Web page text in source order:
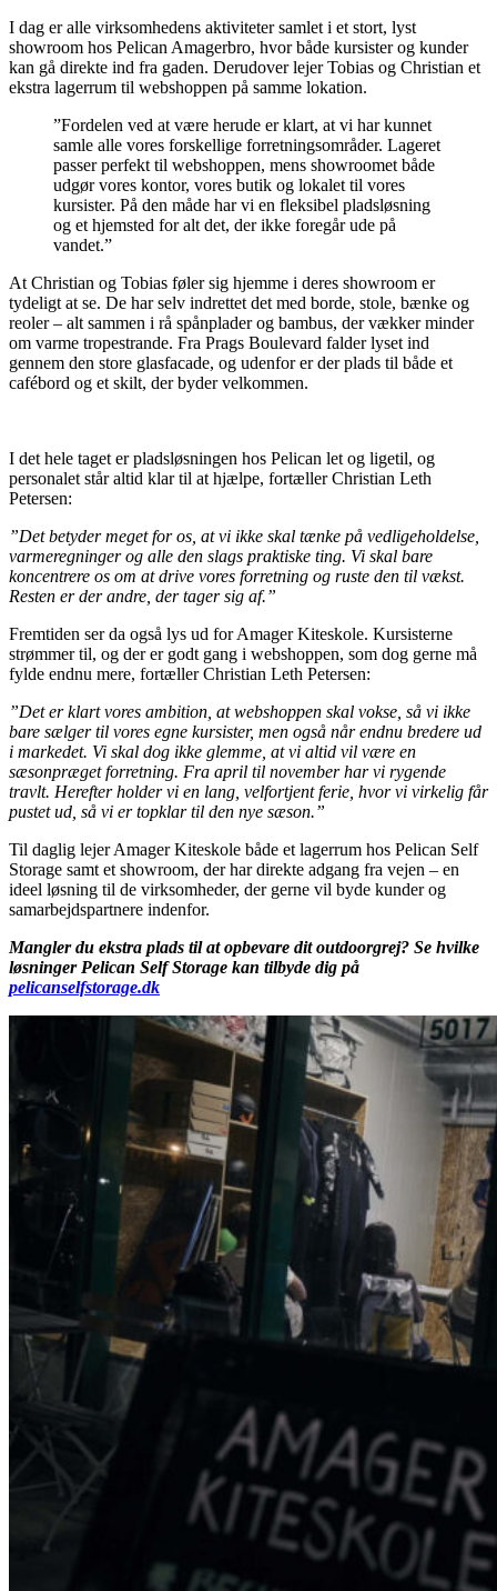
I dag er alle virksomhedens aktiviteter samlet i et stort, lyst
showroom hos Pelican Amagerbro, hvor både kursister og kunder
kan gå direkte ind fra gaden. Derudover lejer Tobias og Christian et
ekstra lagerrum til webshoppen på samme lokation.
”Fordelen ved at være herude er klart, at vi har kunnet
samle alle vores forskellige forretningsområder. Lageret
passer perfekt til webshoppen, mens showroomet både
udgør vores kontor, vores butik og lokalet til vores
kursister. På den måde har vi en fleksibel pladsløsning
og et hjemsted for alt det, der ikke foregår ude på
vandet.”
At Christian og Tobias føler sig hjemme i deres showroom er
tydeligt at se. De har selv indrettet det med borde, stole, bænke og
reoler – alt sammen i rå spånplader og bambus, der vækker minder
om varme tropestrande. Fra Prags Boulevard falder lyset ind
gennem den store glasfacade, og udenfor er der plads til både et
cafébord og et skilt, der byder velkommen.
I det hele taget er pladsløsningen hos Pelican let og ligetil, og
personalet står altid klar til at hjælpe, fortæller Christian Leth
Petersen:
”Det betyder meget for os, at vi ikke skal tænke på vedligeholdelse,
varmeregninger og alle den slags praktiske ting. Vi skal bare
koncentrere os om at drive vores forretning og ruste den til vækst.
Resten er der andre, der tager sig af.”
Fremtiden ser da også lys ud for Amager Kiteskole. Kursisterne
strømmer til, og der er godt gang i webshoppen, som dog gerne må
fylde endnu mere, fortæller Christian Leth Petersen:
”Det er klart vores ambition, at webshoppen skal vokse, så vi ikke
bare sælger til vores egne kursister, men også når endnu bredere ud
i markedet. Vi skal dog ikke glemme, at vi altid vil være en
sæsonpræget forretning. Fra april til november har vi rygende
travlt. Herefter holder vi en lang, velfortjent ferie, hvor vi virkelig får
pustet ud, så vi er topklar til den nye sæson.”
Til daglig lejer Amager Kiteskole både et lagerrum hos Pelican Self
Storage samt et showroom, der har direkte adgang fra vejen – en
ideel løsning til de virksomheder, der gerne vil byde kunder og
samarbejdspartnere indenfor.
Mangler du ekstra plads til at opbevare dit outdoorgrej? Se hvilke
løsninger Pelican Self Storage kan tilbyde dig på
pelicanselfstorage.dk